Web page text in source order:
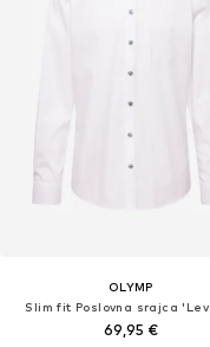
OLYMP
Slim fit Poslovna srajca
69,95 €